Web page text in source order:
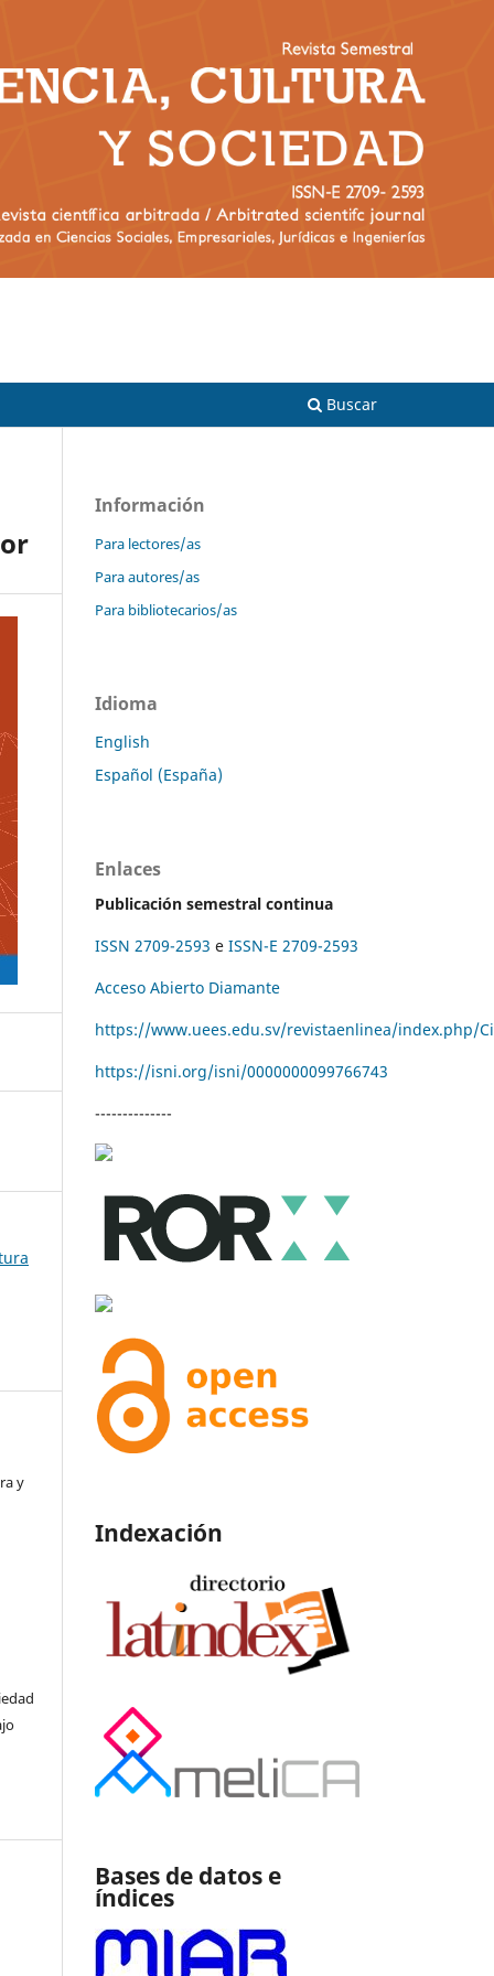
Buscar
y
Información
Para lectores/as
Para autores/as
Para bibliotecarios/as
Idioma
English
Español (España)
Enlaces
Publicación semestral continua
ISSN 2709-2593 e ISSN-E 2709-2593
Acceso Abierto Diamante
https://www.uees.edu.sv/revistaenlinea/index.php/
https://isni.org/isni/0000000099766743
--------------
Indexación
Bases de datos e
índices